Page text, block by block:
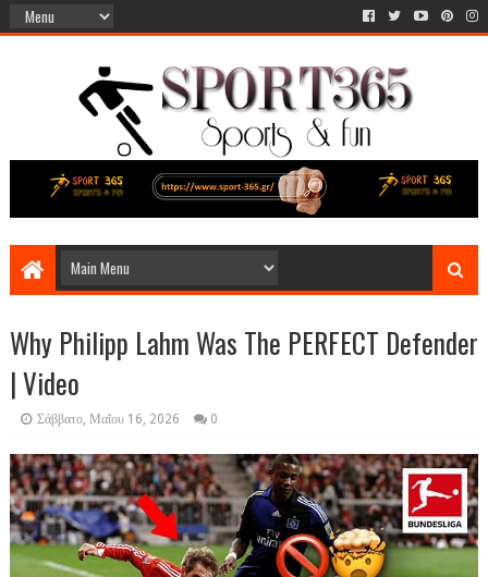
Why Philipp Lahm Was The PERFECT Defender
| Video
Σάββατο, Μαΐου 16, 2026 0